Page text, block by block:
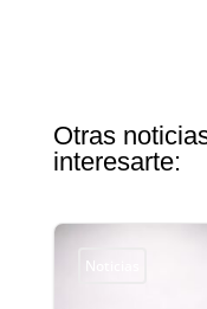
Otras
interesarte:
Noticias